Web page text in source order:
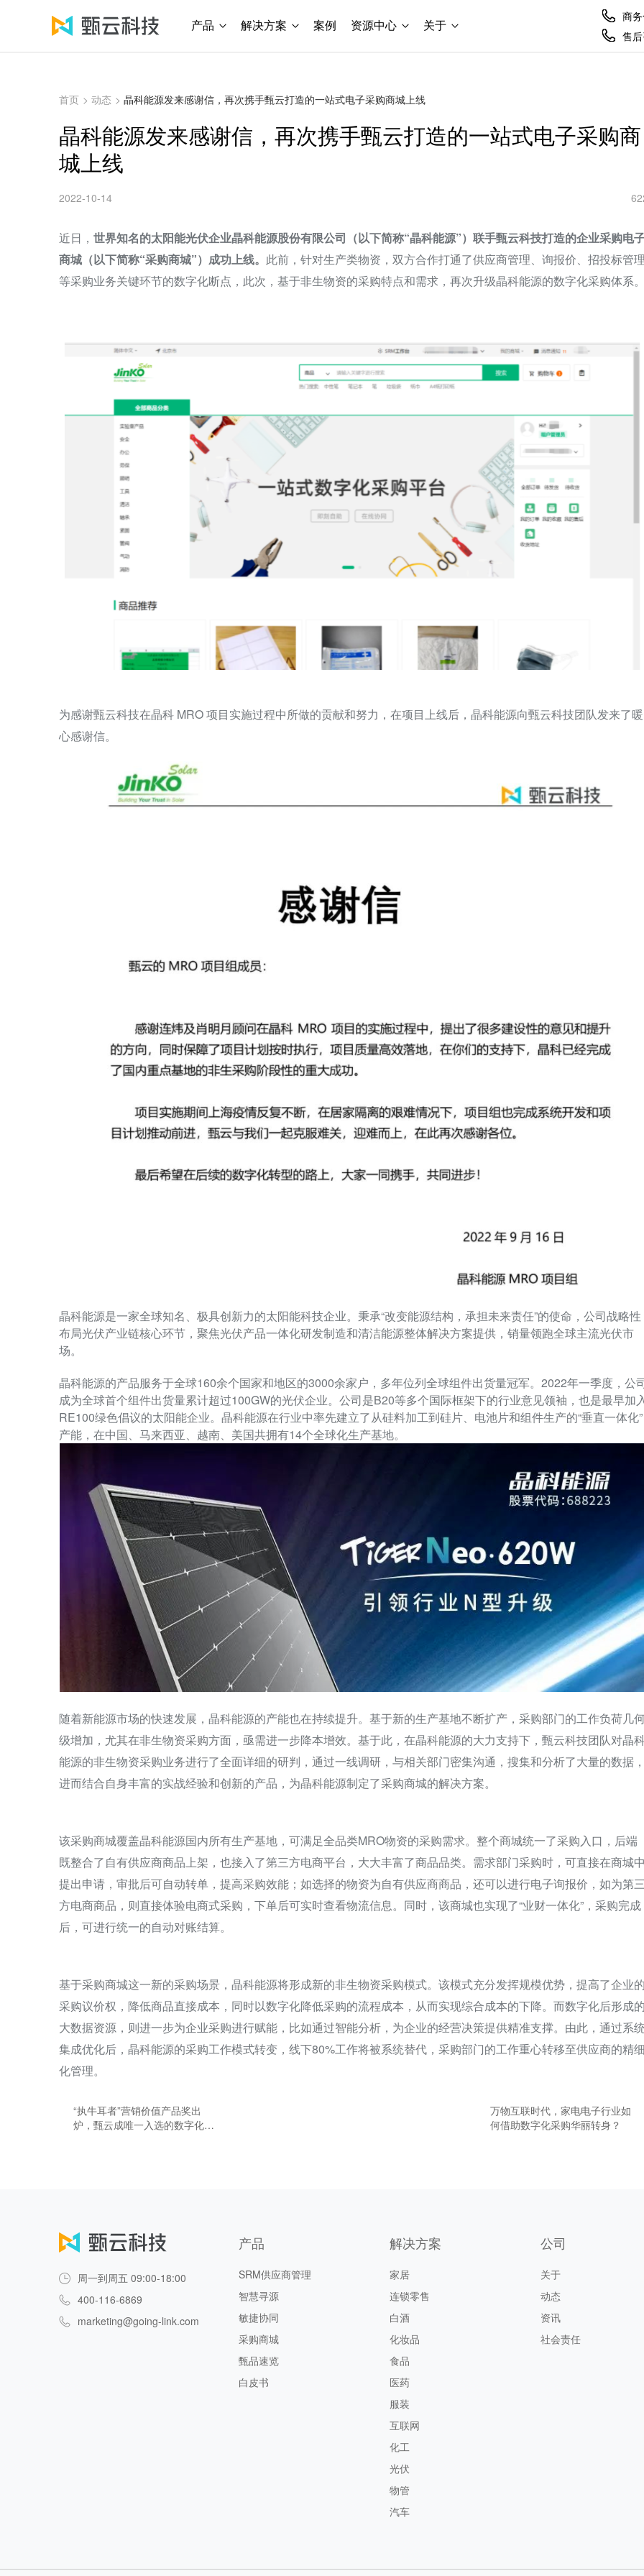
产品 解决方案 案例 资源中心 关于
商
售
首页 > 动态 > 晶科能源发来感谢信，再次携手甄云打造的一站式电子采购商城上线
晶科能源发来感谢信，再次携手甄云打造的一站式电子采购商
城上线
2022-10-14
近日， 世界知名的太阳能光伏企业晶科能源股份有限公司（以下简称“晶科能源”）联手甄云科技打造的企业采购电
商城（以下简称“采购商城”）成功上线。 此前，针对生产类物资，双方合作打通了供应商管理、询报价、招投标管
等采购业务关键环节的数字化断点，此次，基于非生物资的采购特点和需求，再次升级晶科能源的数字化采购体系
为感谢甄云科技在晶科 MRO 项目实施过程中所做的贡献和努力，在项目上线后，晶科能源向甄云科技团队发来了暖
心感谢信。
晶科能源是一家全球知名、极具创新力的太阳能科技企业。秉承“改变能源结构，承担未来责任”的使命，公司战略性
布局光伏产业链核心环节，聚焦光伏产品一体化研发制造和清洁能源整体解决方案提供，销量领跑全球主流光伏市
场。
晶科能源的产品服务于全球160余个国家和地区的3000余家户，多年位列全球组件出货量冠军。2022年一季度，公
成为全球首个组件出货量累计超过100GW的光伏企业。公司是B20等多个国际框架下的行业意见领袖，也是最早加
RE100绿色倡议的太阳能企业。晶科能源在行业中率先建立了从硅料加工到硅片、电池片和组件生产的“垂直一体化”
产能，在中国、马来西亚、越南、美国共拥有14个全球化生产基地。
随着新能源市场的快速发展，晶科能源的产能也在持续提升。基于新的生产基地不断扩产，采购部门的工作负荷几
级增加，尤其在非生物资采购方面，亟需进一步降本增效。基于此，在晶科能源的大力支持下，甄云科技团队对晶
能源的非生物资采购业务进行了全面详细的研判，通过一线调研，与相关部门密集沟通，搜集和分析了大量的数据
进而结合自身丰富的实战经验和创新的产品，为晶科能源制定了采购商城的解决方案。
该采购商城覆盖晶科能源国内所有生产基地，可满足全品类MRO物资的采购需求。整个商城统一了采购入口，后端
既整合了自有供应商商品上架，也接入了第三方电商平台，大大丰富了商品品类。需求部门采购时，可直接在商城
提出申请，审批后可自动转单，提高采购效能；如选择的物资为自有供应商商品，还可以进行电子询报价，如为第
方电商商品，则直接体验电商式采购，下单后可实时查看物流信息。同时，该商城也实现了“业财一体化”，采购完成
后，可进行统一的自动对账结算。
基于采购商城这一新的采购场景，晶科能源将形成新的非生物资采购模式。该模式充分发挥规模优势，提高了企业
采购议价权，降低商品直接成本，同时以数字化降低采购的流程成本，从而实现综合成本的下降。而数字化后形成
大数据资源，则进一步为企业采购进行赋能，比如通过智能分析，为企业的经营决策提供精准支撑。由此，通过系
集成优化后，晶科能源的采购工作模式转变，线下80%工作将被系统替代，采购部门的工作重心转移至供应商的精
化管理。
“执牛耳者”营销价值产品奖出
炉，甄云成唯一入选的数字化采
万物互联时代，家电电子行业如
何借助数字化采购华丽转身？
周一到周五 09:00-18:00
400-116-6869
marketing@going-link.com
产品
SRM供应商管理
智慧寻源
敏捷协同
采购商城
甄品速览
白皮书
解决方案
家居
连锁零售
白酒
化妆品
食品
医药
服装
互联网
化工
光伏
物管
汽车
公司
关于
动态
资讯
社会责任